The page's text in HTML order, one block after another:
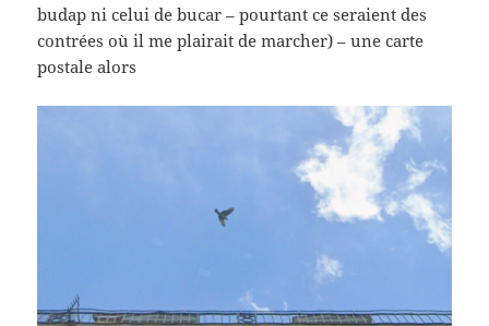
budap ni celui de bucar – pourtant ce seraient des
contrées où il me plairait de marcher) – une carte
postale alors